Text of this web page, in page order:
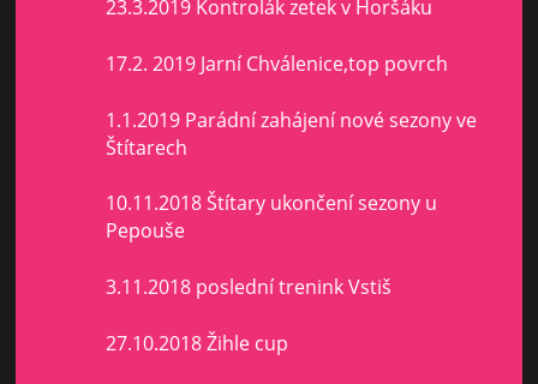
23.3.2019 Kontrolák zetek v Horšáku
17.2. 2019 Jarní Chválenice,top povrch
1.1.2019 Parádní zahájení nové sezony ve
Štítarech
10.11.2018 Štítary ukončení sezony u
Pepouše
3.11.2018 poslední trenink Vstiš
27.10.2018 Žihle cup